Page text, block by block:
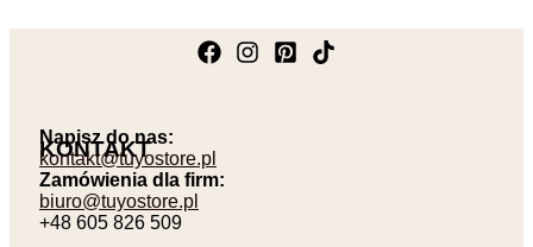
WERSJA PRO – 2 spotkania (120 min) 249 zł
KONTAKT
Napisz do nas:
kontakt@tuyostore.pl
Zamówienia dla firm:
biuro@tuyostore.pl
+48 605 826 509